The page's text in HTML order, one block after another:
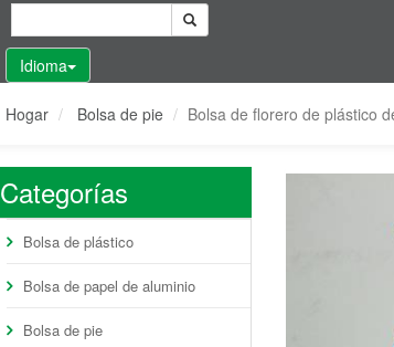
Idioma
Hogar Bolsa de pie Bolsa de florero de plástico
Categorías
Bolsa de plástico
Bolsa de papel de aluminio
Bolsa de pie